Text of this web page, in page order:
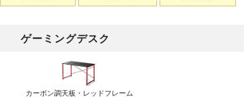
ゲーミングデスク
カーボン調天板・レッドフレーム